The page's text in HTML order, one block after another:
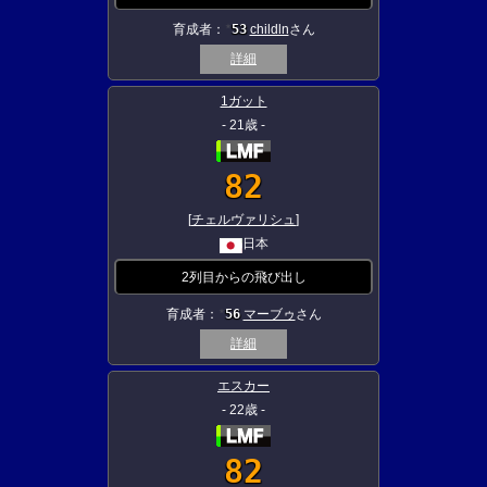
育成者： 53 childlnさん
詳細
1ガット
- 21歳 -
82
[チェルヴァリシュ]
日本
2列目からの飛び出し
育成者： 56 マーブゥ さん
詳細
エスカー
- 22歳 -
82